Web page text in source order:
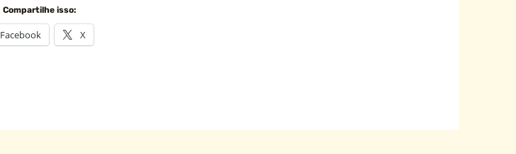
Compartilhe isso:
Facebook X